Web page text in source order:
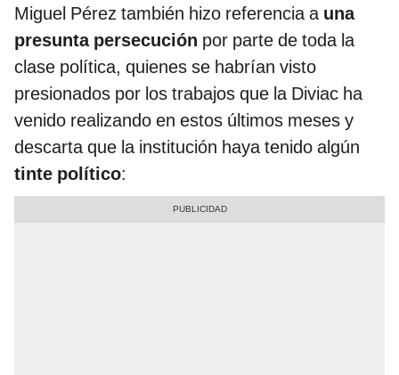
Miguel Pérez también hizo referencia a una
presunta persecución por parte de toda la
clase política, quienes se habrían visto
presionados por los trabajos que la Diviac ha
venido realizando en estos últimos meses y
descarta que la institución haya tenido algún
tinte político: